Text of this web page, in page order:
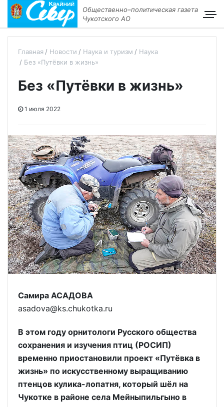
Общественно–политическая газета
Чукотского АО
Главная Новости Наука и туризм
Наука
Без «Путёвки в жизнь»
Без «Путёвки в жизнь»
1 июля 2022
Самира АСАДОВА
asadova@ks.chukotka.ru
В этом году орнитологи Русского общества
сохранения и изучения птиц (РОСИП)
временно приостановили проект «Путёвка в
жизнь» по искусственному выращиванию
птенцов кулика-лопатня, который шёл на
Чукотке в районе села Мейныпильгыно в